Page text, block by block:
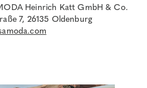
Heinrich Katt GmbH & Co.
7, 26135 Oldenburg